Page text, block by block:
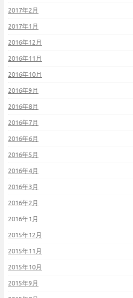
2017年2月
2017年1月
2016年12月
2016年11月
2016年10月
2016年9月
2016年8月
2016年7月
2016年6月
2016年5月
2016年4月
2016年3月
2016年2月
2016年1月
2015年12月
2015年11月
2015年10月
2015年9月